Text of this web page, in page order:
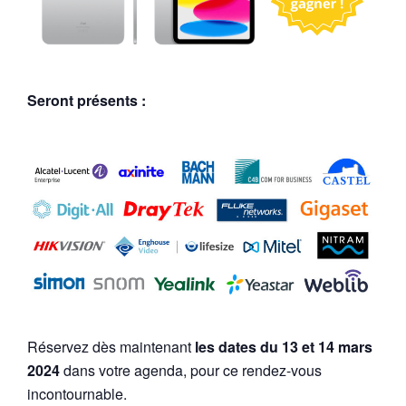
Seront présents :
Réservez dès maintenant les dates du 13 et 14 mars
2024dans votre agenda, pour ce rendez-vous
incontournable.